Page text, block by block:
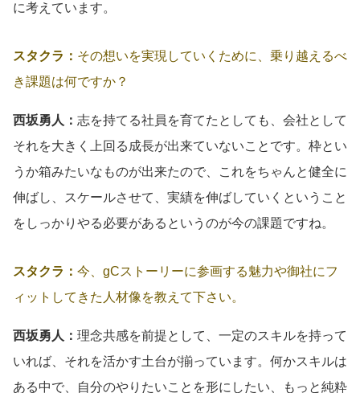
に考えています。
スタクラ： その想いを実現していくために、乗り越えるべ
き課題は何ですか？
西坂勇人： 志を持てる社員を育てたとしても、会社として
それを大きく上回る成長が出来ていないことです。枠とい
うか箱みたいなものが出来たので、これをちゃんと健全に
伸ばし、スケールさせて、実績を伸ばしていくということ
をしっかりやる必要があるというのが今の課題ですね。
スタクラ： 今、gCストーリーに参画する魅力や御社にフ
ィットしてきた人材像を教えて下さい。
西坂勇人： 理念共感を前提として、一定のスキルを持って
いれば、それを活かす土台が揃っています。何かスキルは
ある中で、自分のやりたいことを形にしたい、もっと純粋